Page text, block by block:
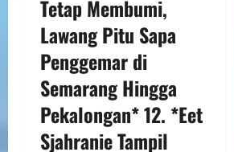
Tetap Membumi,
Lawang Pitu Sapa
Penggemar di
Semarang Hingga
Pekalongan* 12. *Eet
Sjahranie Tampil